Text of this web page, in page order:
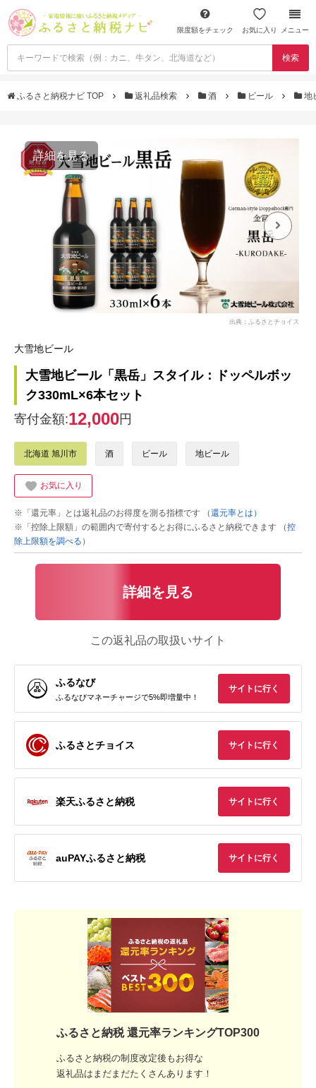
限度額をチェック お気に入り メニュー
検索
ふるさと納税ナビ TOP 返礼品検索 酒 ビール 地
詳細を見る
出典：ふるさとチョイス
大雪地ビール
大雪地ビール「黒岳」スタイル：ドッペルボッ
ク330mL×6本セット
寄付金額:12,000円
北海道 旭川市 酒 ビール 地ビール
お気に入り
※「還元率」とは返礼品のお得度を測る指標です
（還元率とは）
※「控除上限額」の範囲内で寄付するとお得にふるさと納税できます
（控
除上限額を調べる）
詳細を見る
この返礼品の取扱いサイト
ふるなび
ふるなびマネーチャージで5%即増量中！
サイトに行く
ふるさとチョイス サイトに行く
楽天ふるさと納税 サイトに行く
auPAYふるさと納税 サイトに行く
ふるさと納税 還元率ランキングTOP300
ふるさと納税の制度改定後もお得な
返礼品はまだまだたくさんあります！